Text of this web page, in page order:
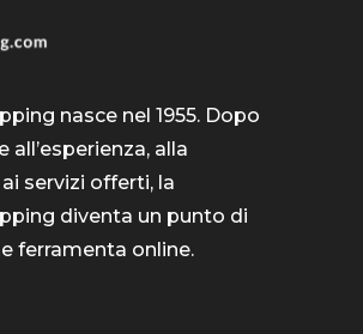
nasce nel 1955. Dopo
all’esperienza, alla
servizi offerti, la
diventa un punto di
ferramenta online.